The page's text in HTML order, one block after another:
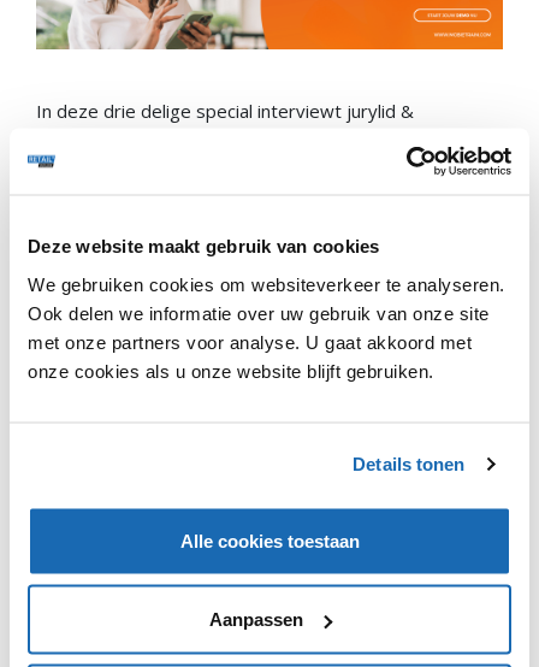
Deze website maakt gebruik van cookies
We gebruiken cookies om websiteverkeer te analyseren.
Ook delen we informatie over uw gebruik van onze site
met onze partners voor analyse. U gaat akkoord met
onze cookies als u onze website blijft gebruiken.
Details tonen
Alle cookies toestaan
Aanpassen
In deze drie delige special interviewt jurylid &
de 'Salesforce Newcomer Retail Award'. In dit tweede
elektrisch automerk dat breekt met de conventies van
Ook te beluistern viaApple Podcastsen Google
Podcasts.